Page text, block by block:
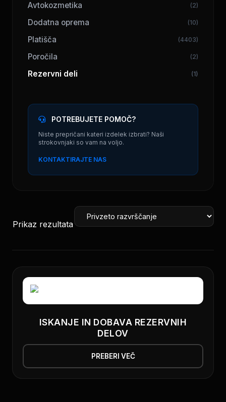
Avtokozmetika (2)
Dodatna oprema (10)
Platišča (4403)
Poročila (2)
Rezervni deli (1)
POTREBUJETE POMOČ?
Niste prepričani kateri izdelek izbrati? Naši
strokovnjaki so vam na voljo.
KONTAKTIRAJTE NAS
Prikaz rezultata
ISKANJE IN DOBAVA REZERVNIH
DELOV
PREBERI VEČ